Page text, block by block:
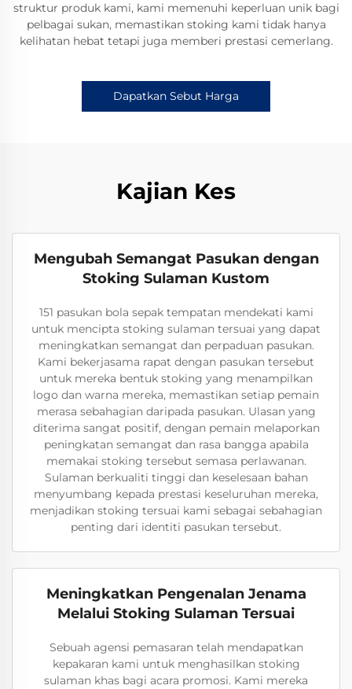
struktur produk kami, kami memenuhi keperluan unik bagi
pelbagai sukan, memastikan stoking kami tidak hanya
kelihatan hebat tetapi juga memberi prestasi cemerlang.
Dapatkan Sebut Harga
Kajian Kes
Mengubah Semangat Pasukan dengan
Stoking Sulaman Kustom
151 pasukan bola sepak tempatan mendekati kami
untuk mencipta stoking sulaman tersuai yang dapat
meningkatkan semangat dan perpaduan pasukan.
Kami bekerjasama rapat dengan pasukan tersebut
untuk mereka bentuk stoking yang menampilkan
logo dan warna mereka, memastikan setiap pemain
merasa sebahagian daripada pasukan. Ulasan yang
diterima sangat positif, dengan pemain melaporkan
peningkatan semangat dan rasa bangga apabila
memakai stoking tersebut semasa perlawanan.
Sulaman berkualiti tinggi dan keselesaan bahan
menyumbang kepada prestasi keseluruhan mereka,
menjadikan stoking tersuai kami sebagai sebahagian
penting dari identiti pasukan tersebut.
Meningkatkan Pengenalan Jenama
Melalui Stoking Sulaman Tersuai
Sebuah agensi pemasaran telah mendapatkan
kepakaran kami untuk menghasilkan stoking
sulaman khas bagi acara promosi. Kami mereka